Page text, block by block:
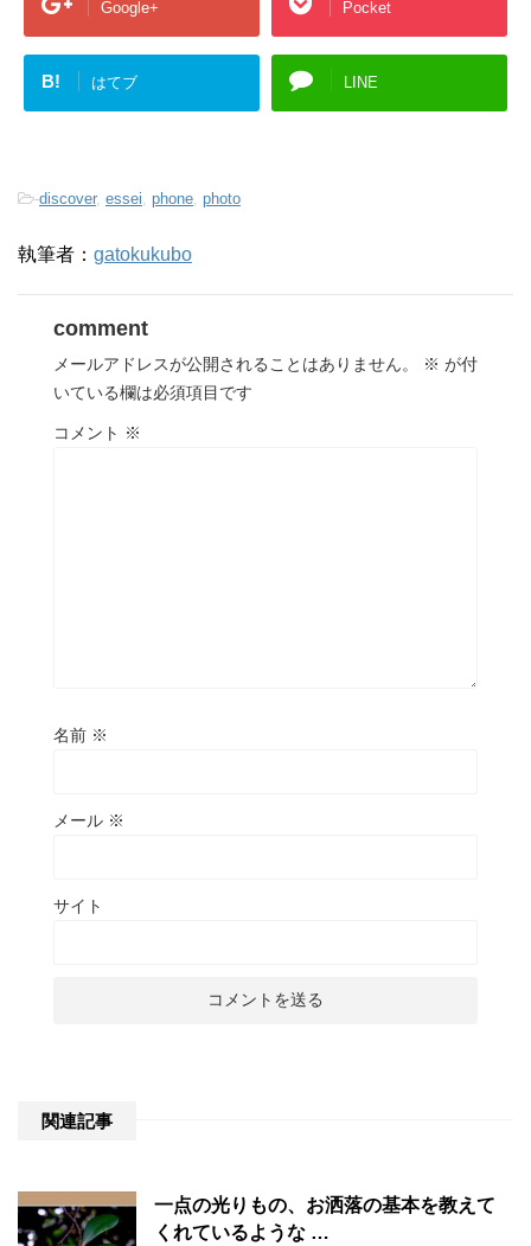
Google+ Pocket
B! はてブ LINE
-discover, essei phone photo
執筆者： gatokukubo
comment
メールアドレスが公開されることはありません。 ※ が付
いている欄は必須項目です
コメント ※
名前 ※
メール ※
サイト
関連記事
一点の光りもの、お洒落の基本を教えて
くれているような …